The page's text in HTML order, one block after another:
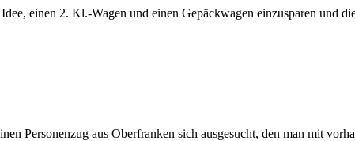
einen 2. Kl.-Wagen und einen Gepäckwagen einzusparen und
aus Oberfranken sich ausgesucht, den man mit